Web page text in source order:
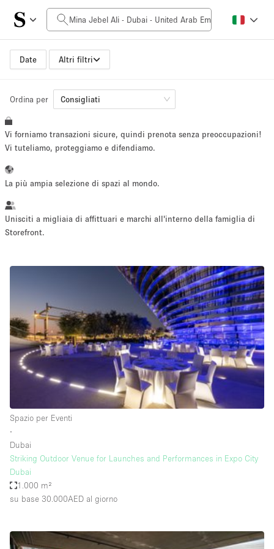
Date Altri filtri
Prezzo al giorno
0AED
Dimensioni dello spazio
500+ m²
~ 13 persone
artistico
Servizio
fotografico
Conferenza Meeting Ufficio
Acquista
Condividi
Tipo di spazio
Acquista Condividi
Boutique/negozio
Container
Ordina per Consigliati
Vi forniamo transazioni sicure, quindi prenota senza preoccupazioni!
Vi tuteliamo, proteggiamo e difendiamo.
La più ampia selezione di spazi al mondo.
Unisciti a migliaia di affittuari e marchi all'interno della famiglia di
Storefront.
Spazio per Eventi
∙
Dubai
Striking Outdoor Venue for Launches and Performances in Expo City
Dubai
1.000 m²
su base 30.000AED al giorno